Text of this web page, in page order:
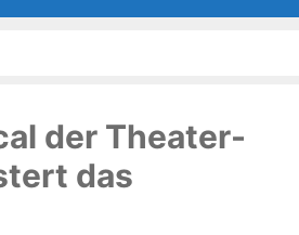
der Theater-
das